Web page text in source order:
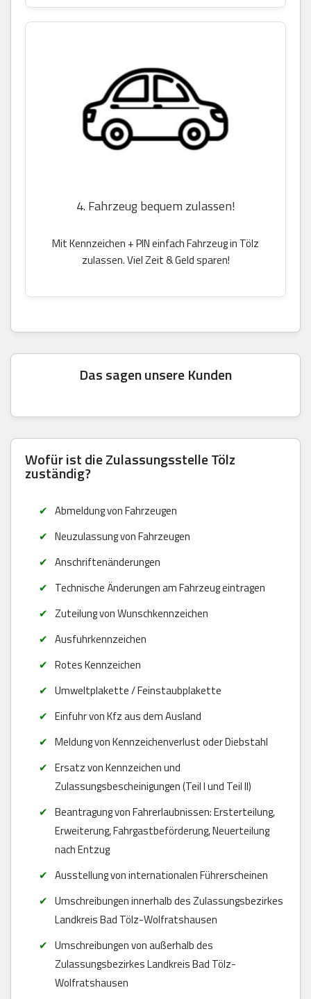
4. Fahrzeug bequem zulassen!
Mit Kennzeichen + PIN einfach Fahrzeug in Tölz
zulassen. Viel Zeit & Geld sparen!
Das sagen unsere Kunden
Wofür ist die Zulassungsstelle Tölz
zuständig?
Abmeldung von Fahrzeugen
Neuzulassung von Fahrzeugen
Anschriftenänderungen
Technische Änderungen am Fahrzeug eintragen
Zuteilung von Wunschkennzeichen
Ausfuhrkennzeichen
Rotes Kennzeichen
Umweltplakette / Feinstaubplakette
Einfuhr von Kfz aus dem Ausland
Meldung von Kennzeichenverlust oder Diebstahl
Ersatz von Kennzeichen und
Zulassungsbescheinigungen (Teil I und Teil II)
Beantragung von Fahrerlaubnissen: Ersterteilung,
Erweiterung, Fahrgastbeförderung, Neuerteilung
nach Entzug
Ausstellung von internationalen Führerscheinen
Umschreibungen innerhalb des Zulassungsbezirkes
Landkreis Bad Tölz-Wolfratshausen
Umschreibungen von außerhalb des
Zulassungsbezirkes Landkreis Bad Tölz-
Wolfratshausen